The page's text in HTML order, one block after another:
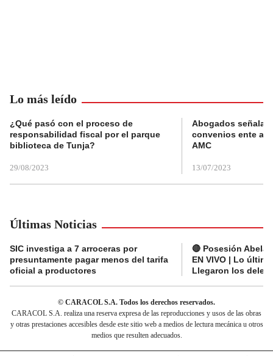
Lo más leído
¿Qué pasó con el proceso de
responsabilidad fiscal por el parque
biblioteca de Tunja?
29/08/2023
Abogados
convenios ente
AMC
13/07/2023
Últimas Noticias
SIC investiga a 7 arroceras por
presuntamente pagar menos del tarifa
oficial a productores
🔴 Posesión
EN VIVO | Lo
Llegaron los
© CARACOL S.A. Todos los derechos reservados.
CARACOL S.A. realiza una reserva expresa de las reproducciones y usos de las obras
y otras prestaciones accesibles desde este sitio web a medios de lectura mecánica u otros
medios que resulten adecuados.